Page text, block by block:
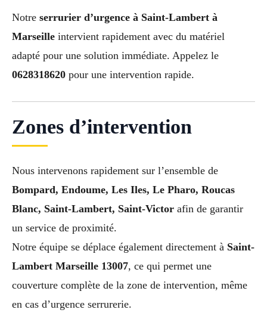
Notre serrurier d’urgence à Saint-Lambert à
Marseille intervient rapidement avec du matériel
adapté pour une solution immédiate. Appelez le
0628318620 pour une intervention rapide.
Zones d’intervention
Nous intervenons rapidement sur l’ensemble de
Bompard, Endoume, Les Iles, Le Pharo, Roucas
Blanc, Saint-Lambert, Saint-Victor afin de garantir
un service de proximité.
Notre équipe se déplace également directement à Saint-
Lambert Marseille 13007, ce qui permet une
couverture complète de la zone de intervention, même
en cas d’urgence serrurerie.